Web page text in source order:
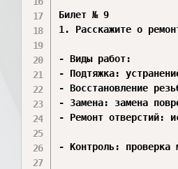
Билет № 9
1. Расскажите о
- Виды работ:
- Подтяжка:
- Восстановление
- Замена: замена
- Ремонт отверстий:
- Контроль: проверка